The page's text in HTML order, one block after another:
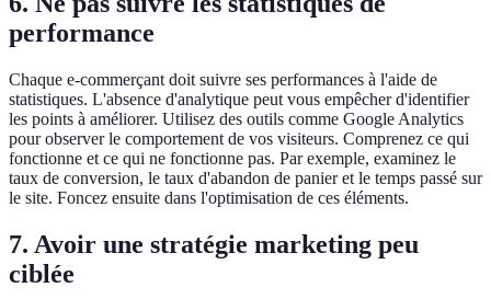
performance
Chaque e-commerçant doit suivre ses performances à l'aide de
statistiques. L'absence d'analytique peut vous empêcher d'identifier
les points à améliorer. Utilisez des outils comme Google Analytics
pour observer le comportement de vos visiteurs. Comprenez ce qui
fonctionne et ce qui ne fonctionne pas. Par exemple, examinez le
taux de conversion, le taux d'abandon de panier et le temps passé sur
le site. Foncez ensuite dans l'optimisation de ces éléments.
7. Avoir une stratégie marketing peu
ciblée